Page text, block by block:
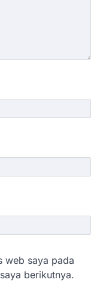
web saya pada
berikutnya.